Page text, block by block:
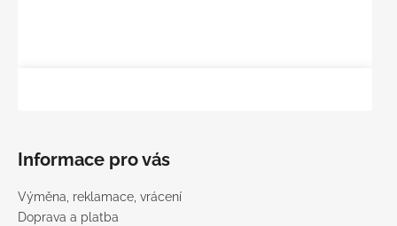
Informace pro vás
Výměna, reklamace, vrácení
Doprava a platba